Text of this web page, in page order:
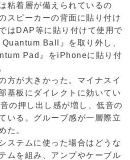
粘着層が備えられているの
スピーカーの背面に貼り付け
はDAP等に貼り付けて使用で
Ball』を取り外し、
Pad』をiPhoneに貼り付
方が大きかった。マイナスイ
基板にダイレクトに効いてい
の押し出し感が増し、低音の
いる。グルーブ感が一層際立
た。
ステムに使った場合はどうな
ムを組み、アンプやケーブル